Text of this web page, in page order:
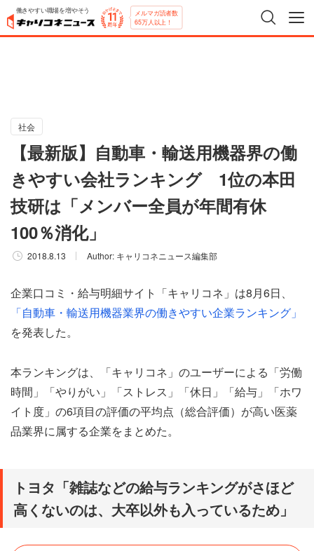
働きやすい職場を増やそう メルマガ読者数
65万人以上！
社会
【最新版】自動車・輸送用機器界の働
きやすい会社ランキング 1位の本田
技研は「メンバー全員が年間有休
100％消化」
2018.8.13 Author: キャリコネニュース編集部
企業口コミ・給与明細サイト「キャリコネ」は8月6日、
「自動車・輸送用機器業界の働きやすい企業ランキング」
を発表した。
本ランキングは、「キャリコネ」のユーザーによる「労働
時間」「やりがい」「ストレス」「休日」「給与」「ホワ
イト度」の6項目の評価の平均点（総合評価）が高い医薬
品業界に属する企業をまとめた。
トヨタ「雑誌などの給与ランキングがさほど
高くないのは、大卒以外も入っているため」